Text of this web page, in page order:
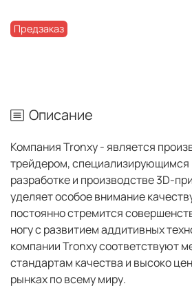
Предзаказ
Описание
Компания Tronxy - является
трейдером, специализирующимся
разработке и производстве 3D-
уделяет особое внимание
постоянно стремится
ногу с развитием аддитивных
компании Tronxy соответствуют
стандартам качества и высоко
рынках по всему миру.